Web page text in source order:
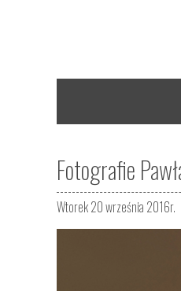
Fotografie
Wtorek 20 września 2016r.